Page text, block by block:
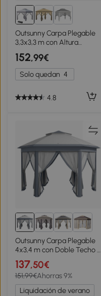
Outsunny Carpa Plegable
3,3x3,3 m con Altura
Ajustable Doble Techo 4
Mosquiteras Extraíbles y
Bolsa de Transporte Anti-
UV Gris
152,99€
Solo quedan 4
4.8
Outsunny Carpa Plegable
4x3,4 m con Doble Techo 6
Mosquiteras Extraíbles y
Bolsa de Transporte Anti-
UV Gris
137,50€
151,99€Ahorras 9%
Liquidación de verano